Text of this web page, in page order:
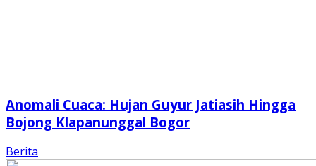
Anomali Cuaca: Hujan Guyur Jatiasih Hingga
Bojong Klapanunggal Bogor
Berita